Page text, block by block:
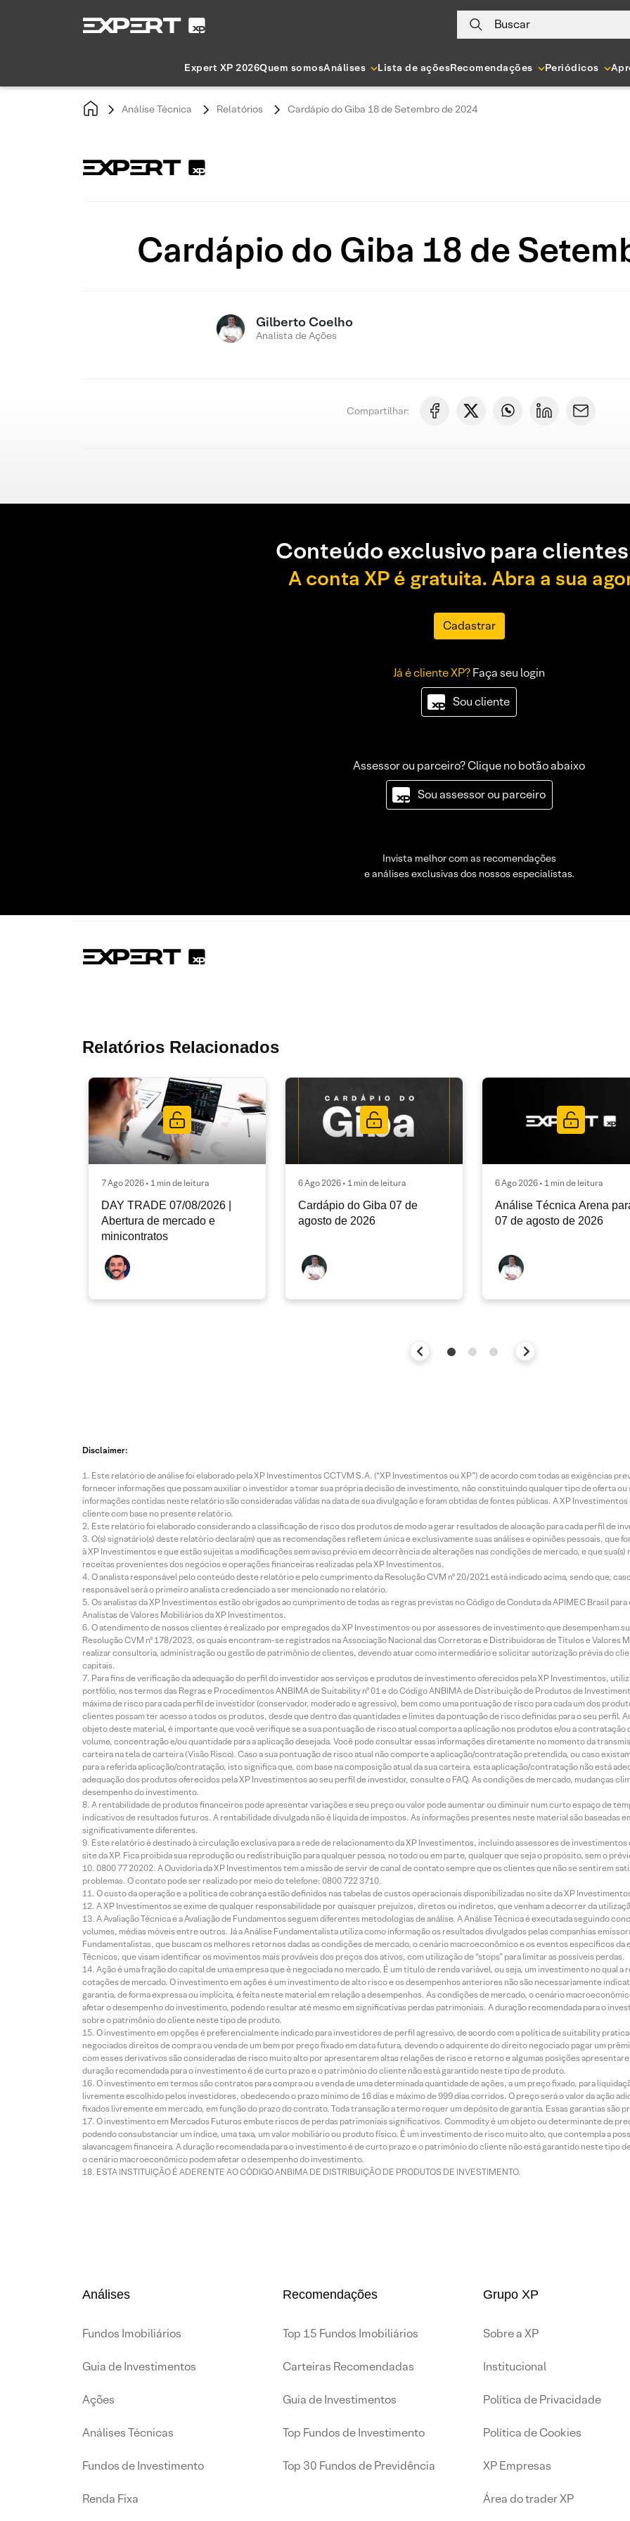
Buscar
Expert XP 2026Quem somosAnálises Lista de açõesRecomendações Periódicos
Análise Técnica Relatórios Cardápio do Giba 18 de Setembro de 2024
Cardápio do Giba 18 de
Gilberto Coelho
Analista de Ações
Compartilhar:
Conteúdo exclusivo para
A conta XP é gratuita. Abra a sua
Cadastrar
Já é cliente XP?Faça seu login
Sou cliente
Assessor ou parceiro? Clique no botão abaixo
Sou assessor ou parceiro
Invista melhor com as recomendações
e análises exclusivas dos nossos especialistas.
Relatórios Relacionados
7 Ago 2026 • 1 min de leitura
DAY TRADE 07/08/2026 |
Abertura de mercado e
minicontratos
6 Ago 2026 • 1 min de leitura
Cardápio do Giba 07 de
agosto de 2026
6 Ago 2026 • 1 min de leitura
Análise Técnica Arena
07 de agosto de 2026
Disclaimer:
Este relatório de análise foi elaborado pela XP Investimentos CCTVM S.A. (“XP Investimentos ou XP”) de acordo com todas as exigências
fornecer informações que possam auxiliar o investidor a tomar sua própria decisão de investimento, não constituindo qualquer tipo de oferta
informações contidas neste relatório são consideradas válidas na data de sua divulgação e foram obtidas de fontes públicas. A XP
cliente com base no presente relatório.
Este relatório foi elaborado considerando a classificação de risco dos produtos de modo a gerar resultados de alocação para cada perfil de
O(s) signatário(s) deste relatório declara(m) que as recomendações refletem única e exclusivamente suas análises e opiniões pessoais, que
à XP Investimentos e que estão sujeitas a modificações sem aviso prévio em decorrência de alterações nas condições de mercado, e que
receitas provenientes dos negócios e operações financeiras realizadas pela XP Investimentos.
O analista responsável pelo conteúdo deste relatório e pelo cumprimento da Resolução CVM nº 20/2021 está indicado acima, sendo que,
responsável será o primeiro analista credenciado a ser mencionado no relatório.
Os analistas da XP Investimentos estão obrigados ao cumprimento de todas as regras previstas no Código de Conduta da APIMEC Brasil
Analistas de Valores Mobiliários da XP Investimentos.
O atendimento de nossos clientes é realizado por empregados da XP Investimentos ou por assessores de investimento que desempenham
Resolução CVM nº 178/2023, os quais encontram-se registrados na Associação Nacional das Corretoras e Distribuidoras de Títulos e Valores
realizar consultoria, administração ou gestão de patrimônio de clientes, devendo atuar como intermediário e solicitar autorização prévia do
capitais.
Para fins de verificação da adequação do perfil do investidor aos serviços e produtos de investimento oferecidos pela XP Investimentos,
portfólio, nos termos das Regras e Procedimentos ANBIMA de Suitability nº 01 e do Código ANBIMA de Distribuição de Produtos de
máxima de risco para cada perfil de investidor (conservador, moderado e agressivo), bem como uma pontuação de risco para cada um dos
clientes possam ter acesso a todos os produtos, desde que dentro das quantidades e limites da pontuação de risco definidas para o seu perfil.
objeto deste material, é importante que você verifique se a sua pontuação de risco atual comporta a aplicação nos produtos e/ou a contratação
volume, concentração e/ou quantidade para a aplicação desejada. Você pode consultar essas informações diretamente no momento da
carteira na tela de carteira (Visão Risco). Caso a sua pontuação de risco atual não comporte a aplicação/contratação pretendida, ou caso
para a referida aplicação/contratação, isto significa que, com base na composição atual da sua carteira, esta aplicação/contratação não está
adequação dos produtos oferecidos pela XP Investimentos ao seu perfil de investidor, consulte o FAQ. As condições de mercado, mudanças
desempenho do investimento.
A rentabilidade de produtos financeiros pode apresentar variações e seu preço ou valor pode aumentar ou diminuir num curto espaço de
indicativos de resultados futuros. A rentabilidade divulgada não é líquida de impostos. As informações presentes neste material são baseadas
significativamente diferentes.
Este relatório é destinado à circulação exclusiva para a rede de relacionamento da XP Investimentos, incluindo assessores de investimentos
site da XP. Fica proibida sua reprodução ou redistribuição para qualquer pessoa, no todo ou em parte, qualquer que seja o propósito, sem o
0800 77 20202. A Ouvidoria da XP Investimentos tem a missão de servir de canal de contato sempre que os clientes que não se sentirem
problemas. O contato pode ser realizado por meio do telefone: 0800 722 3710.
O custo da operação e a política de cobrança estão definidos nas tabelas de custos operacionais disponibilizadas no site da XP
A XP Investimentos se exime de qualquer responsabilidade por quaisquer prejuízos, diretos ou indiretos, que venham a decorrer da
A Avaliação Técnica e a Avaliação de Fundamentos seguem diferentes metodologias de análise. A Análise Técnica é executada seguindo
volumes, médias móveis entre outros. Já a Análise Fundamentalista utiliza como informação os resultados divulgados pelas companhias
Fundamentalistas, que buscam os melhores retornos dadas as condições de mercado, o cenário macroeconômico e os eventos específicos
Técnicos, que visam identificar os movimentos mais prováveis dos preços dos ativos, com utilização de “stops” para limitar as possíveis perdas.
Ação é uma fração do capital de uma empresa que é negociada no mercado. É um título de renda variável, ou seja, um investimento no qual
cotações de mercado. O investimento em ações é um investimento de alto risco e os desempenhos anteriores não são necessariamente
garantia, de forma expressa ou implícita, é feita neste material em relação a desempenhos. As condições de mercado, o cenário
afetar o desempenho do investimento, podendo resultar até mesmo em significativas perdas patrimoniais. A duração recomendada para o
sobre o patrimônio do cliente neste tipo de produto.
O investimento em opções é preferencialmente indicado para investidores de perfil agressivo, de acordo com a política de suitability
negociados direitos de compra ou venda de um bem por preço fixado em data futura, devendo o adquirente do direito negociado pagar um
com esses derivativos são consideradas de risco muito alto por apresentarem altas relações de risco e retorno e algumas posições
duração recomendada para o investimento é de curto prazo e o patrimônio do cliente não está garantido neste tipo de produto.
O investimento em termos são contratos para compra ou a venda de uma determinada quantidade de ações, a um preço fixado, para
livremente escolhido pelos investidores, obedecendo o prazo mínimo de 16 dias e máximo de 999 dias corridos. O preço será o valor da ação
fixados livremente em mercado, em função do prazo do contrato. Toda transação a termo requer um depósito de garantia. Essas garantias são
O investimento em Mercados Futuros embute riscos de perdas patrimoniais significativos. Commodity é um objeto ou determinante de
podendo consubstanciar um índice, uma taxa, um valor mobiliário ou produto físico. É um investimento de risco muito alto, que contempla a
alavancagem financeira. A duração recomendada para o investimento é de curto prazo e o patrimônio do cliente não está garantido neste tipo
o cenário macroeconômico podem afetar o desempenho do investimento.
ESTA INSTITUIÇÃO É ADERENTE AO CÓDIGO ANBIMA DE DISTRIBUIÇÃO DE PRODUTOS DE INVESTIMENTO.
Análises
Fundos Imobiliários
Guia de Investimentos
Ações
Análises Técnicas
Fundos de Investimento
Renda Fixa
Recomendações
Top 15 Fundos Imobiliários
Carteiras Recomendadas
Guia de Investimentos
Top Fundos de Investimento
Top 30 Fundos de Previdência
Grupo XP
Sobre a XP
Institucional
Política de Privacidade
Política de Cookies
XP Empresas
Área do trader XP